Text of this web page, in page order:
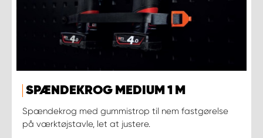
SPÆNDEKROG MEDIUM 1 M
Spændekrog med gummistrop til nem fastgørelse
på værktøjstavle, let at justere.